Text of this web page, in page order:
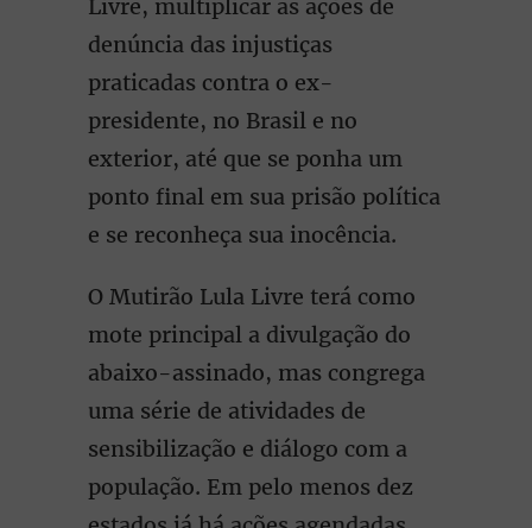
Livre, multiplicar as ações de
denúncia das injustiças
praticadas contra o ex-
presidente, no Brasil e no
exterior, até que se ponha um
ponto final em sua prisão política
e se reconheça sua inocência.
O Mutirão Lula Livre terá como
mote principal a divulgação do
abaixo-assinado, mas congrega
uma série de atividades de
sensibilização e diálogo com a
população. Em pelo menos dez